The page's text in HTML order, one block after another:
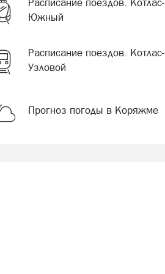
Южный
Расписание поездов. Котлас-
Узловой
Прогноз погоды в Коряжме